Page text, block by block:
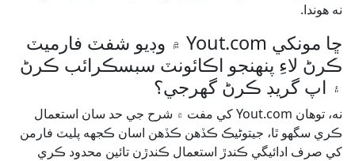
نه هوندا.
ڇا مونکي Yout.com ۾ وڊيو شفٽ فارميٽ
ڪرڻ لاءِ پنهنجو اڪائونٽ سبسڪرائب ڪرڻ
۽ اپ گريڊ ڪرڻ گهرجي؟
نه، توهان Yout.com کي مفت ۾ شرح جي حد سان استعمال
ڪري سگهو ٿا، جيتوڻيڪ ڪڏهن ڪڏهن اسان ڪجهه پليٽ فارمن
کي صرف ادائيگي ڪندڙ استعمال ڪندڙن تائين محدود ڪري